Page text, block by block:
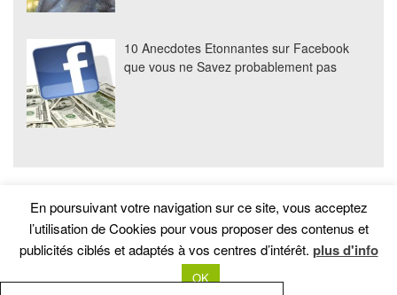
10 Anecdotes Etonnantes sur Facebook
que vous ne Savez probablement pas
En poursuivant votre navigation sur ce site, vous acceptez
l’utilisation de Cookies pour vous proposer des contenus et
publicités ciblés et adaptés à vos centres d’intérêt. plus d'info
OK